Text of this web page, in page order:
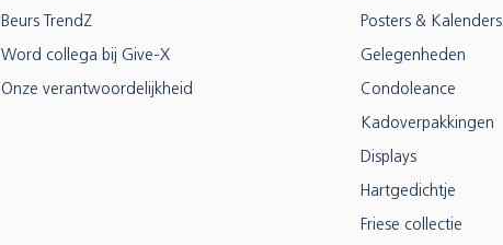
Beurs TrendZ
Word collega bij Give-X
Onze verantwoordelijkheid
Posters & Kalenders
Gelegenheden
Condoleance
Kadoverpakkingen
Displays
Hartgedichtje
Friese collectie